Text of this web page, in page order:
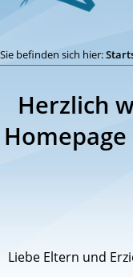
Sie befinden sich hier:
Herzlich
Homepage
Liebe Eltern und